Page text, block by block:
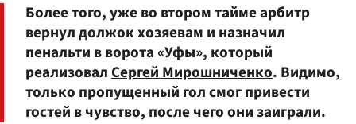
Более того, уже во втором тайме арбитр
вернул должок хозяевам и назначил
пенальти в ворота «Уфы», который
реализовал Сергей Мирошниченко. Видимо,
только пропущенный гол смог привести
гостей в чувство, после чего они заиграли.